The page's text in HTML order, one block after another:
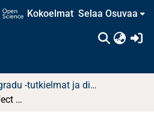
Kokoelmat Selaa Osuvaa
Pro gradu -tutkielmat ja diplomityöt
Does the valuation effect of a green bond issuance differ between industries? : Evidence from the United States